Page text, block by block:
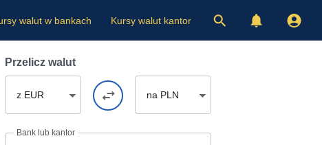
walut w bankach Kursy walut kantor
Przelicz walut
z EUR na PLN
Bank lub kantor